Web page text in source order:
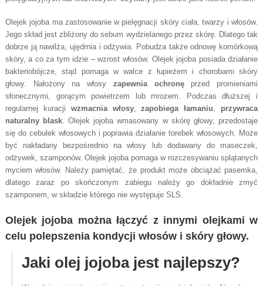
Olejek jojoba ma zastosowanie w pielęgnacji skóry ciała, twarzy i włosów.
Jego skład jest zbliżony do sebum wydzielanego przez skórę. Dlatego tak
dobrze ją nawilża, ujędrnia i odżywia. Pobudza także odnowę komórkową
skóry, a co za tym idzie – wzrost włosów. Olejek jojoba posiada działanie
bakteriobójcze, stąd pomaga w walce z łupieżem i chorobami skóry
głowy. Nałożony na włosy
zapewnia ochronę
przed promieniami
słonecznymi, gorącym powietrzem lub mrozem. Podczas dłuższej i
regularnej kuracji
wzmacnia włosy, zapobiega łamaniu,
przywraca
naturalny blask. Olejek jojoba wmasowany w skórę głowy, przedostaje
się do cebulek włosowych i poprawia działanie torebek włosowych. Może
być nakładany bezpośrednio na włosy lub dodawany do maseczek,
odżywek, szamponów. Olejek jojoba pomaga w rozczesywaniu splątanych
myciem włosów. Należy pamiętać, że produkt może obciążać pasemka,
dlatego zaraz po skończonym zabiegu należy go dokładnie zmyć
szamponem, w składzie którego nie występuje SLS.
Olejek jojoba można łączyć z innymi olejkami w
celu polepszenia kondycji włosów i skóry głowy.
Jaki olej jojoba jest najlepszy?